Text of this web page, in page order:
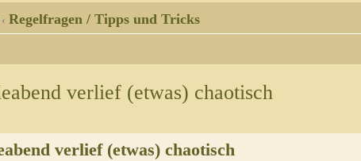
‹ Regelfragen / Tipps und Tricks
verlief (etwas) chaotisch
verlief (etwas) chaotisch